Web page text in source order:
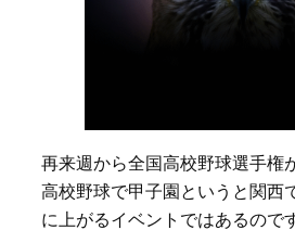
再来週から全国高校野球選手権
高校野球で甲子園というと関西
に上がるイベントではあるので